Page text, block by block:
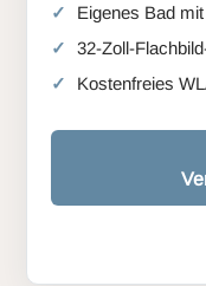
Eigenes Bad
32-Zoll-
Kostenfreies